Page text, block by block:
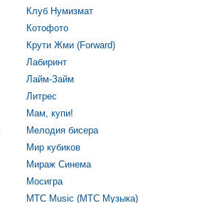
Клуб Нумизмат
Котофото
Крути Жми (Forward)
Лабиринт
Лайм-Займ
Литрес
Мам, купи!
Мелодия бисера
Мир кубиков
Мираж Синема
Мосигра
МТС Music (МТС Музыка)